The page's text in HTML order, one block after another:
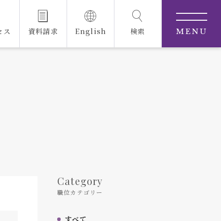
ス 資料請求 English 検索 MENU
Category
職位カテゴリー
すべて